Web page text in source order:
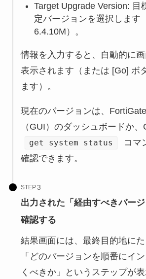
Target Upgrade Version: 目
定バージョンを選択します
6.4.10M）。
情報を入力すると、自動的に
表示されます（または [Go] ボ
ます）。
現在のバージョンは、
（GUI）のダッシュボードか、
get system status
コマ
確認できます。
STEP
出力された「経由すべきバー
確認する
結果画面には、最終目的地に
「どのバージョンを順番にイ
くべきか」というステップが表